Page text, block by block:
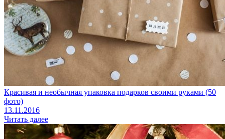
Красивая и необычная упаковка подарков своими руками (50
фото)
13.11.2016
Читать далее